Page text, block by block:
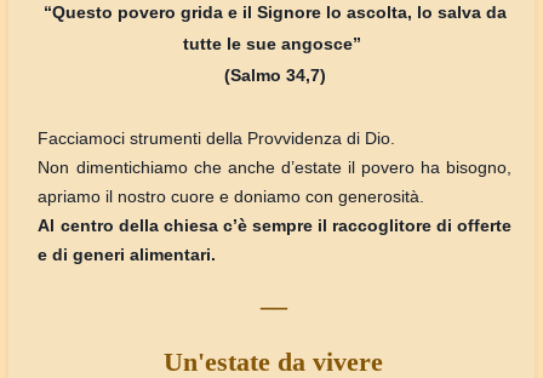
“Questo povero grida e il Signore lo ascolta, lo salva da
tutte le sue angosce”
(Salmo 34,7)
Facciamoci strumenti della Provvidenza di Dio.
Non dimentichiamo che anche d’estate il povero ha bisogno,
apriamo il nostro cuore e doniamo con generosità.
Al centro della chiesa c’è sempre il raccoglitore di offerte
e di generi alimentari.
Un'estate da vivere